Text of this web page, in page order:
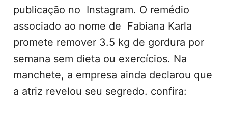
publicação no Instagram. O remédio
associado ao nome de Fabiana Karla
promete remover 3.5 kg de gordura por
semana sem dieta ou exercícios. Na
manchete, a empresa ainda declarou que
a atriz revelou seu segredo. confira: